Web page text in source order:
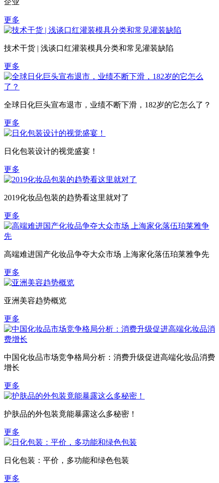
更多
技术干货 | 浅谈口红灌装模具分类和常见灌装缺陷
更多
全球日化巨头宣布退市，业绩不断下滑，182岁的它怎么了？
更多
日化包装设计的视觉盛宴！
更多
2019化妆品包装的趋势看这里就对了
更多
高端难进国产化妆品争夺大众市场 上海家化落伍珀莱雅争先
更多
亚洲美容趋势概览
更多
中国化妆品市场竞争格局分析：消费升级促进高端化妆品消费
增长
更多
护肤品的外包装竟能暴露这么多秘密！
更多
日化包装：平价，多功能和绿色包装
更多